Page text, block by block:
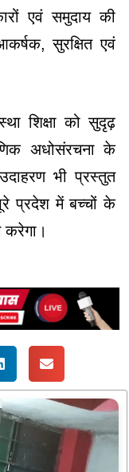
एवं समुदाय की
सुरक्षित एवं
शिक्षा को सुदृढ़
अधोसंरचना के
भी प्रस्तुत
प्रदेश में बच्चों के